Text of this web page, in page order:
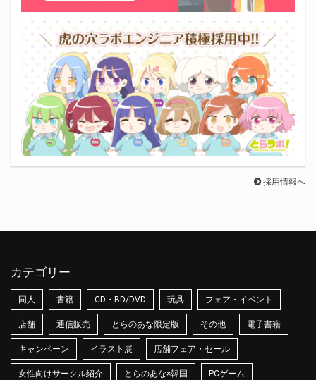
採用情報へ
カテゴリー
同人 書籍 CD・BD/DVD 玩具 フェア・イベント
店舗 通信販売 とらのあな限定版 その他 電子書籍
キャンペーン イラスト展 店舗フェア・セール
女性向けサークル紹介 とらのあな×韓国 PCゲーム